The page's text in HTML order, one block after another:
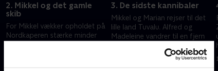
2. Mikkel og det gamle
skib
For Mikkel vækker opholdet på
Nordkaperen stærke minder
30. december 2025 • 41 min
3. De sidste kannibaler
Mikkel og Marian rejser til det
lille land Tuvalu. Alfred og
Madeleine vandrer til en fjern
efterkommere af de sidste
6. januar 2026 • 40 min